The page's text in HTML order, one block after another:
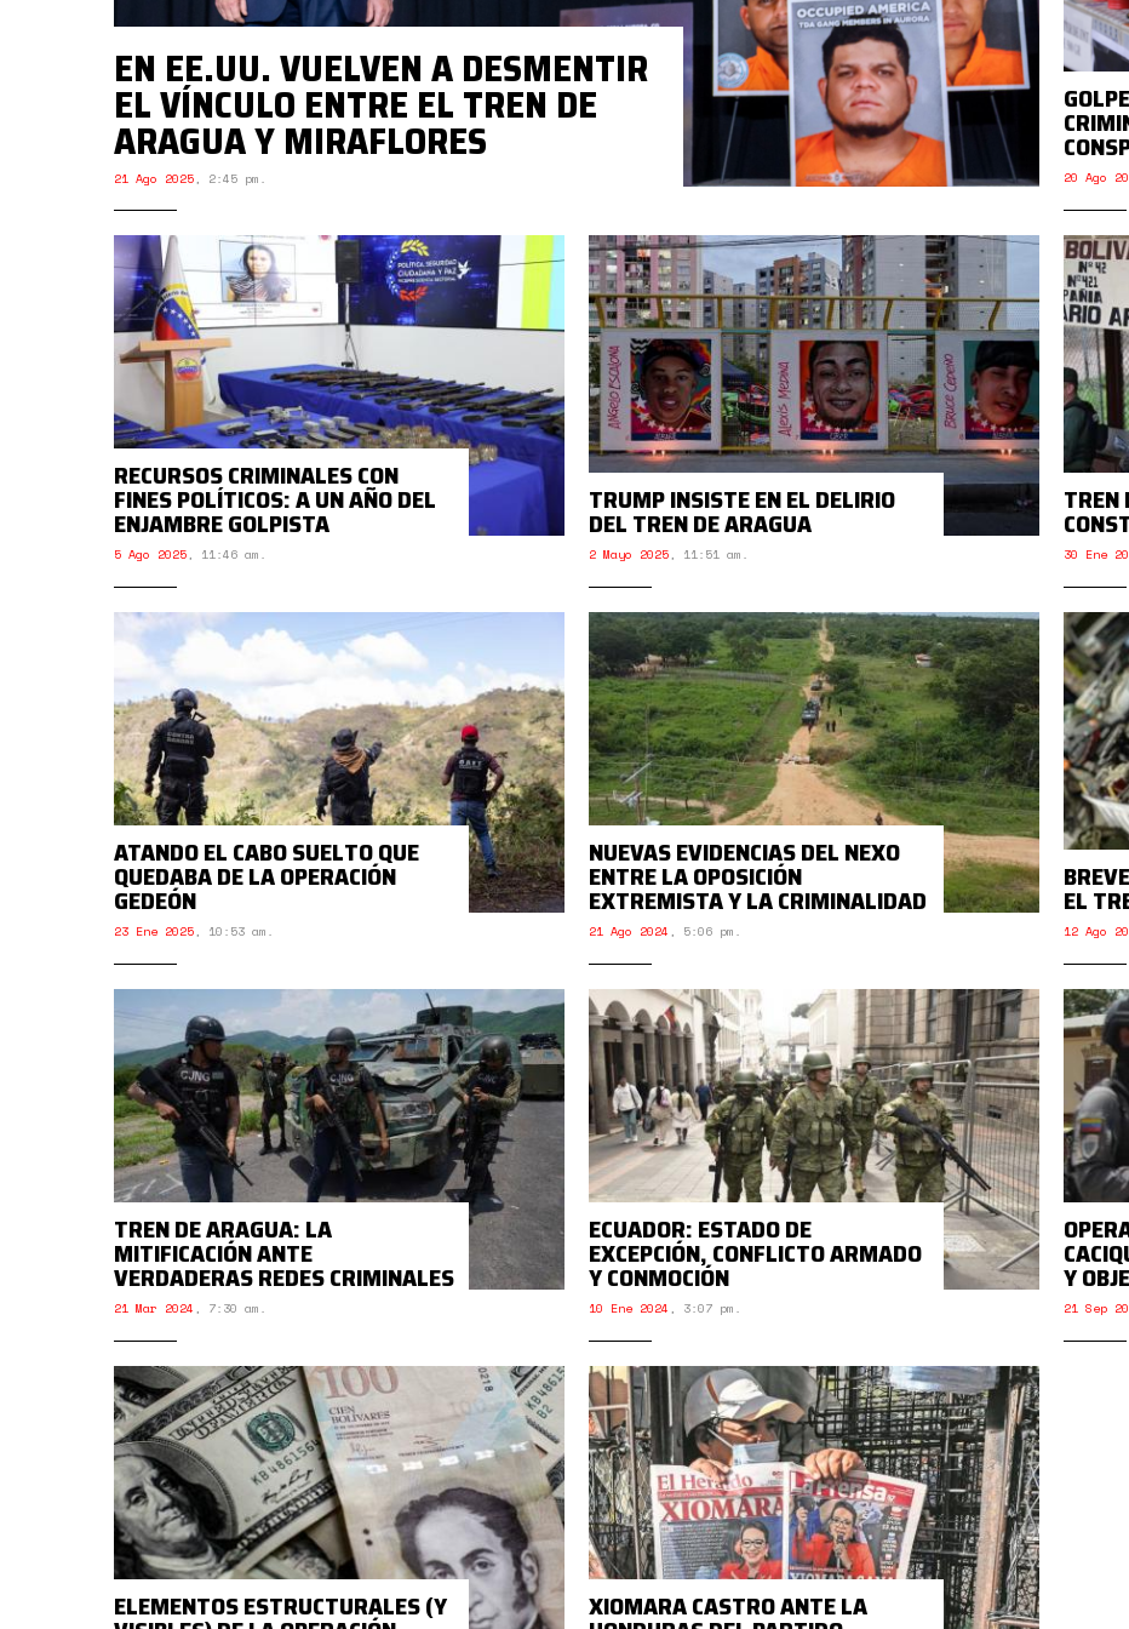
EN EE.UU. VUELVEN A DESMENTIR
EL VÍNCULO ENTRE EL TREN DE
ARAGUA Y MIRAFLORES
21 Ago 2025, 2:45 pm. 20 Ago
RECURSOS CRIMINALES CON
FINES POLÍTICOS: A UN AÑO DEL
ENJAMBRE GOLPISTA
5 Ago 2025, 11:46 am.
TRUMP INSISTE EN EL DELIRIO
DEL TREN DE ARAGUA
2 Mayo 2025, 11:51 am.
TREN
30 Ene
ATANDO EL CABO SUELTO QUE
QUEDABA DE LA OPERACIÓN
GEDEÓN
23 Ene 2025, 10:53 am.
NUEVAS EVIDENCIAS DEL NEXO
ENTRE LA OPOSICIÓN
EXTREMISTA Y LA CRIMINALIDAD
21 Ago 2024 , 5:06 pm.
EL
12 Ago
TREN DE ARAGUA: LA
MITIFICACIÓN ANTE
VERDADERAS REDES CRIMINALES
21 Mar 2024 , 7:30 am.
ECUADOR: ESTADO DE
EXCEPCIÓN, CONFLICTO ARMADO
Y CONMOCIÓN
10 Ene 2024 , 3:07 pm.
Y
21 Sep
ELEMENTOS ESTRUCTURALES (Y XIOMARA CASTRO ANTE LA